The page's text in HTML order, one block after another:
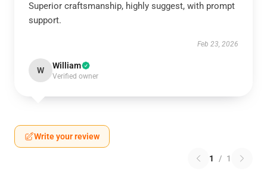
Superior craftsmanship, highly suggest, with prompt
support.
Feb 23, 2026
W William
Verified owner
Write your review
1 / 1